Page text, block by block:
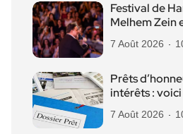
Festival de
Melhem Zein
7 Août 2026
Prêts
intérêts :
7 Août 2026